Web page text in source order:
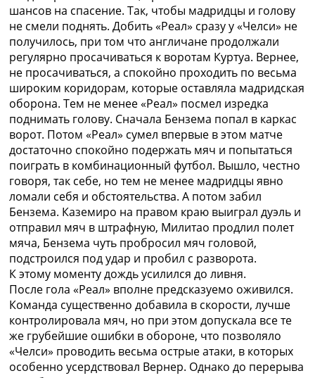
шансов на спасение. Так, чтобы мадридцы и голову
не смели поднять. Добить «Реал» сразу у «Челси» не
получилось, при том что англичане продолжали
регулярно просачиваться к воротам Куртуа. Вернее,
не просачиваться, а спокойно проходить по весьма
широким коридорам, которые оставляла мадридская
оборона. Тем не менее «Реал» посмел изредка
поднимать голову. Сначала Бензема попал в каркас
ворот. Потом «Реал» сумел впервые в этом матче
достаточно спокойно подержать мяч и попытаться
поиграть в комбинационный футбол. Вышло, честно
говоря, так себе, но тем не менее мадридцы явно
ломали себя и обстоятельства. А потом забил
Бензема. Каземиро на правом краю выиграл дуэль и
отправил мяч в штрафную, Милитао продлил полет
мяча, Бензема чуть пробросил мяч головой,
подстроился под удар и пробил с разворота.
К этому моменту дождь усилился до ливня.
После гола «Реал» вполне предсказуемо оживился.
Команда существенно добавила в скорости, лучше
контролировала мяч, но при этом допускала все те
же грубейшие ошибки в обороне, что позволяло
«Челси» проводить весьма острые атаки, в которых
особенно усердствовал Вернер. Однако до перерыва